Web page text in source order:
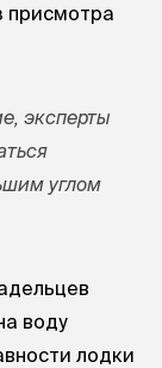
присмотра
эксперты
углом
воду
лодки